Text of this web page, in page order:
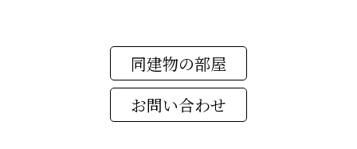
同建物の部屋